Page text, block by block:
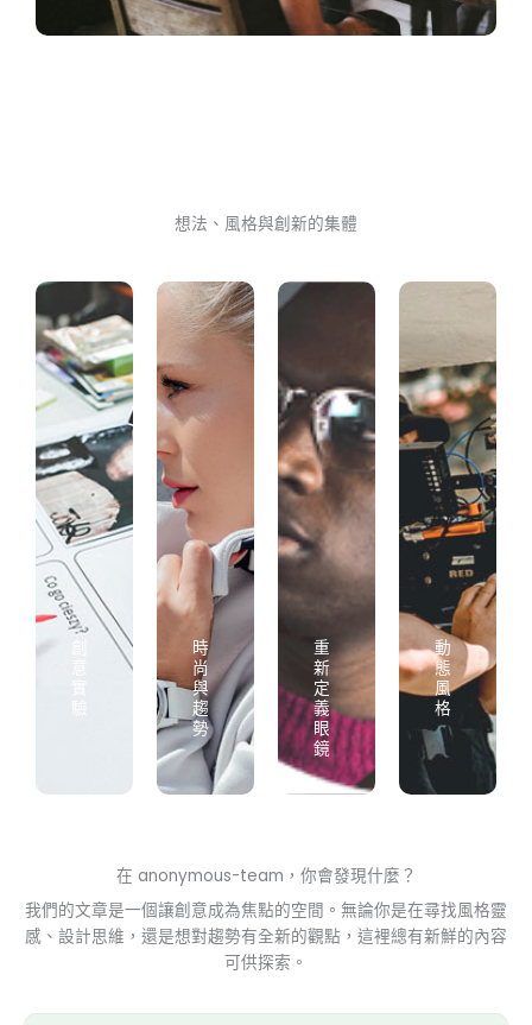
想法、風格與創新的集體
時
尚
與
趨
勢
重
新
定
義
眼
鏡
動
態
風
格
在 anonymous-team，你會發現什麼？
我們的文章是一個讓創意成為焦點的空間。無論你是在尋找風格靈
感、設計思維，還是想對趨勢有全新的觀點，這裡總有新鮮的內容
可供探索。